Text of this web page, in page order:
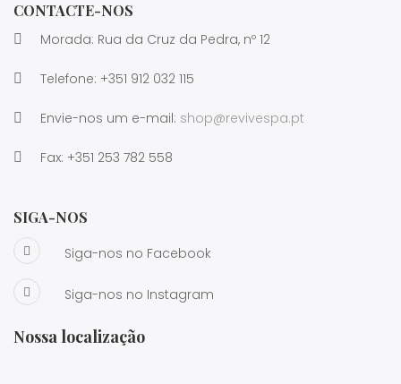
CONTACTE-NOS
Morada: Rua da Cruz da Pedra, nº 12
Telefone: +351 912 032 115
Envie-nos um e-mail: shop@revivespa.pt
Fax: +351 253 782 558
SIGA-NOS
Siga-nos no Facebook
Siga-nos no Instagram
Nossa localização